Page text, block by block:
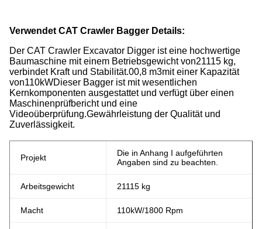
Verwendet CAT Crawler Bagger Details:
Der CAT Crawler Excavator Digger ist eine hochwertige
Baumaschine mit einem Betriebsgewicht von21115 kg,
verbindet Kraft und Stabilität.00,8 m3mit einer Kapazität
von110kWDieser Bagger ist mit wesentlichen
Kernkomponenten ausgestattet und verfügt über einen
Maschinenprüfbericht und eine
Videoüberprüfung.Gewährleistung der Qualität und
Zuverlässigkeit.
Projekt
Die in Anhang I aufgeführten
Angaben sind zu beachten.
Arbeitsgewicht 21115 kg
Macht 110kW/1800 Rpm